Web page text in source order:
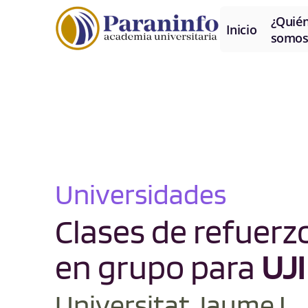
Inicio
Universidades
Clases de
en grupo para UJI